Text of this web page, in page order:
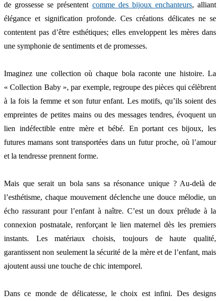
de grossesse se présentent comme des bijoux enchanteurs, alliant
élégance et signification profonde. Ces créations délicates ne se
contentent pas d’être esthétiques; elles enveloppent les mères dans
une symphonie de sentiments et de promesses.
Imaginez une collection où chaque bola raconte une histoire. La
« Collection Baby », par exemple, regroupe des pièces qui célèbrent
à la fois la femme et son futur enfant. Les motifs, qu’ils soient des
empreintes de petites mains ou des messages tendres, évoquent un
lien indéfectible entre mère et bébé. En portant ces bijoux, les
futures mamans sont transportées dans un futur proche, où l’amour
et la tendresse prennent forme.
Mais que serait un bola sans sa résonance unique ? Au-delà de
l’esthétisme, chaque mouvement déclenche une douce mélodie, un
écho rassurant pour l’enfant à naître. C’est un doux prélude à la
connexion postnatale, renforçant le lien maternel dès les premiers
instants. Les matériaux choisis, toujours de haute qualité,
garantissent non seulement la sécurité de la mère et de l’enfant, mais
ajoutent aussi une touche de chic intemporel.
Dans ce monde de délicatesse, le choix est infini. Des designs